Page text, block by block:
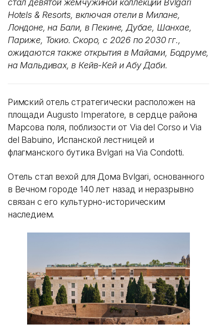
стал девятой жемчужиной коллекции Bvlgari
Hotels & Resorts, включая отели в Милане,
Лондоне, на Бали, в Пекине, Дубае, Шанхае,
Париже, Токио. Скоро, с 2026 по 2030 гг.,
ожидаются также открытия в Майами, Бодруме,
на Мальдивах, в Кейв-Кей и Абу Даби.
Римский отель стратегически расположен на
площади Augusto Imperatore, в сердце района
Марсова поля, поблизости от Via del Corso и Via
del Babuino, Испанской лестницей и
флагманского бутика Bvlgari на Via Condotti.
Отель стал вехой для Дома Bvlgari, основанного
в Вечном городе 140 лет назад и неразрывно
связан с его культурно-историческим
наследием.